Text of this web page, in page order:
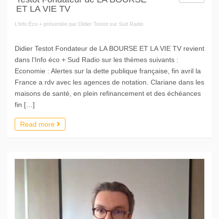
ET LA VIE TV
L'info Éco + présentée par Didier Testot sur Sud Radio
Didier Testot Fondateur de LA BOURSE ET LA VIE TV revient
dans l’Info éco + Sud Radio sur les thèmes suivants :
Economie : Alertes sur la dette publique française, fin avril la
France a rdv avec les agences de notation. Clariane dans les
maisons de santé, en plein refinancement et des échéances
fin […]
Read more